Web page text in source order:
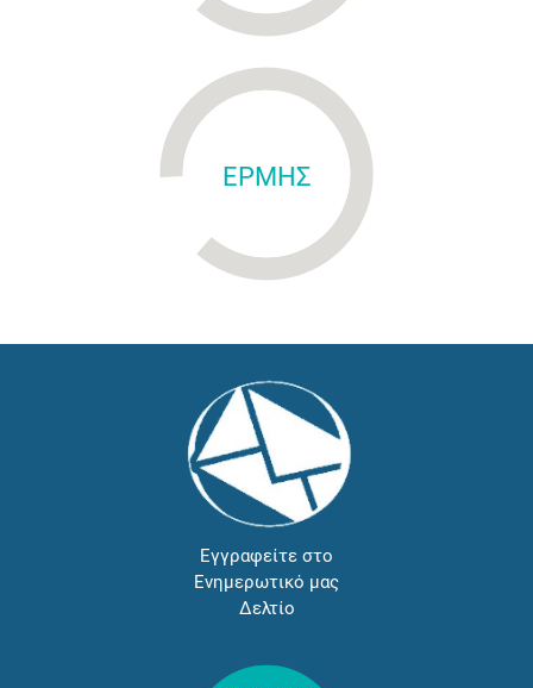
ΕΡΜΗΣ
Εγγραφείτε στο
Ενημερωτικό μας
Δελτίο